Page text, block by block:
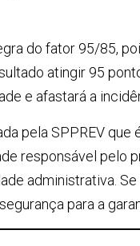
do fator 95/85,
atingir 95
e afastará a
pela SPPREV
responsável pelo
administrativa.
para a